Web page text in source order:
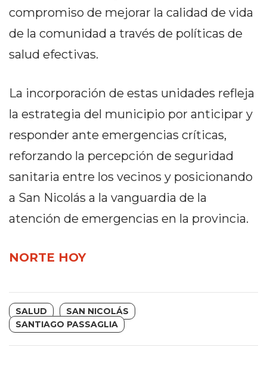
DIARIO
DEPORTIVO
GRUPO
INFOPBA
PUBLICITÁ
EN
HORA
CLAVE
PERGAMINO
VIRTUAL
DE
ARRECIFES
NOTICIAS
DE
compromiso de mejorar la calidad de vida
de la comunidad a través de políticas de
salud efectivas.
La incorporación de estas unidades refleja
la estrategia del municipio por anticipar y
responder ante emergencias críticas,
reforzando la percepción de seguridad
sanitaria entre los vecinos y posicionando
a San Nicolás a la vanguardia de la
atención de emergencias en la provincia.
NORTE HOY
SALUD
SAN NICOLÁS
SANTIAGO PASSAGLIA